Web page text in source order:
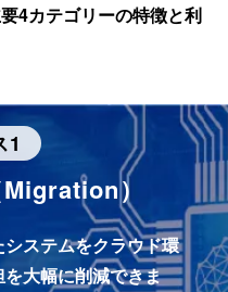
4カテゴリーの特徴と利
1
）
ステムをクラウド環
大幅に削減できま